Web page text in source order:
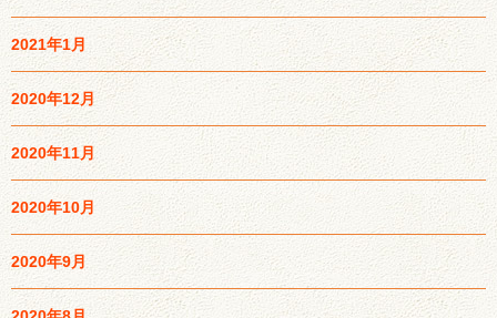
2021年1月
2020年12月
2020年11月
2020年10月
2020年9月